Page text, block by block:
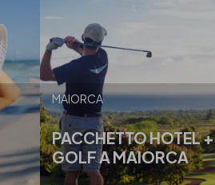
MAIORCA
PACCHETTO HOTEL +
GOLF A MAIORCA